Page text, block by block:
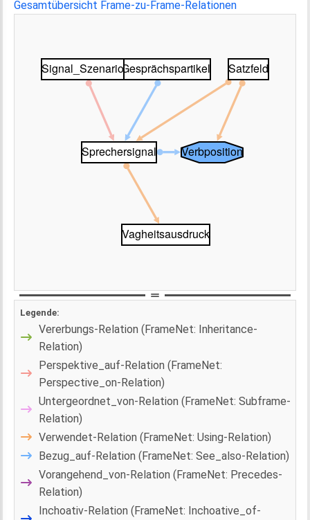
Gesamtübersicht Frame-zu-Frame-Relationen
Legende:
Vererbungs-Relation (FrameNet: Inheritance-
Relation)
Perspektive_auf-Relation (FrameNet:
Perspective_on-Relation)
Untergeordnet_von-Relation (FrameNet: Subframe-
Relation)
Verwendet-Relation (FrameNet: Using-Relation)
Bezug_auf-Relation (FrameNet: See_also-Relation)
Vorangehend_von-Relation (FrameNet: Precedes-
Relation)
Inchoativ-Relation (FrameNet: Inchoative_of-